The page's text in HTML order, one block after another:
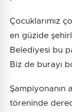
Çocuklarımız
en güzide
Belediyesi bu
Biz de burayı
Şampiyonanın
töreninde